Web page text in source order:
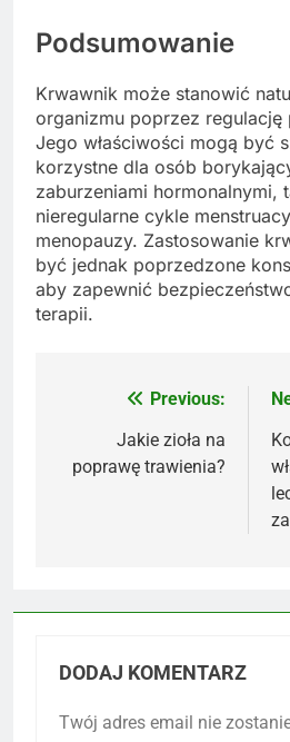
Podsumowanie
Krwawnik może stanowić
organizmu poprzez regulację
Jego właściwości mogą być
korzystne dla osób
zaburzeniami hormonalnymi,
nieregularne cykle
menopauzy. Zastosowanie
być jednak poprzedzone
aby zapewnić
terapii.
Nawigacja
wpisu
Previous:
Jakie zioła na
poprawę trawienia?
DODAJ KOMENTARZ
Twój adres email nie